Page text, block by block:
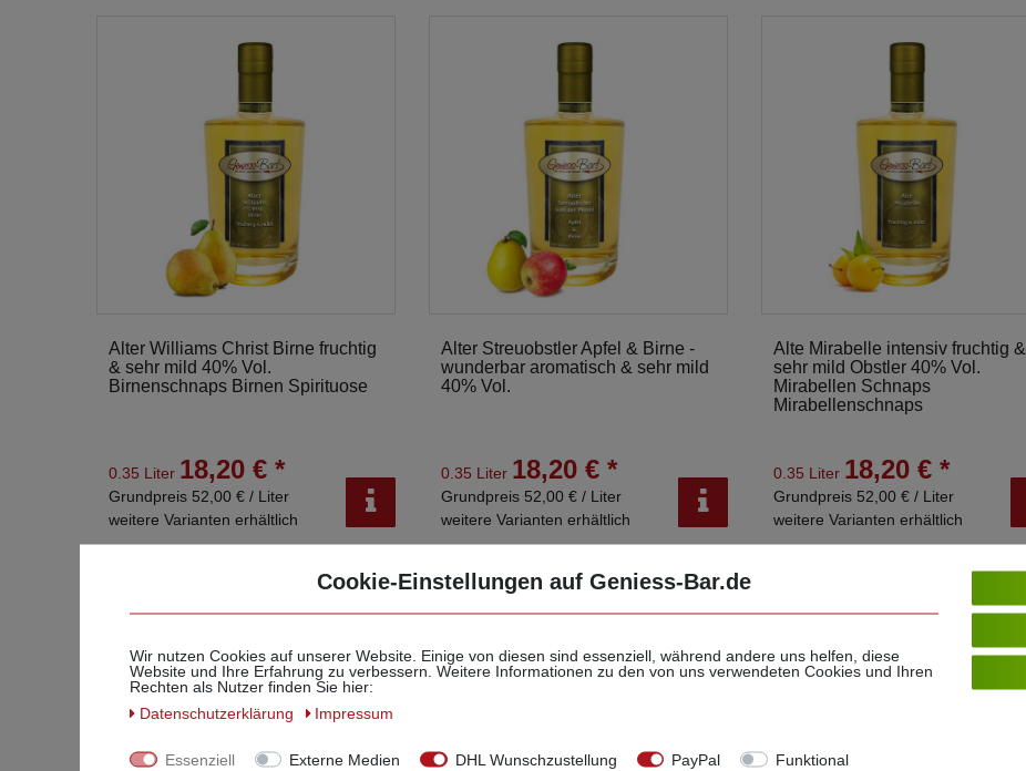
Alter Williams Christ Birne fruchtig
& sehr mild 40% Vol.
Birnenschnaps Birnen Spirituose
0.35 Liter 18,20 € *
Grundpreis 52,00 € / Liter
weitere Varianten erhältlich
Alter Streuobstler Apfel & Birne -
wunderbar aromatisch & sehr mild
40% Vol.
0.35 Liter 18,20 € *
Grundpreis 52,00 € / Liter
weitere Varianten erhältlich
Alte Mirabelle intensiv fruchtig &
sehr mild Obstler 40% Vol.
Mirabellen Schnaps
Mirabellenschnaps
0.35 Liter 18,20 € *
Grundpreis 52,00 € / Liter
weitere Varianten erhältlich
Cookie-Einstellungen auf Geniess-Bar.de
Wir nutzen Cookies auf unserer Website. Einige von diesen sind essenziell, während andere uns helfen, diese
Website und Ihre Erfahrung zu verbessern. Weitere Informationen zu den von uns verwendeten Cookies und Ihren
Rechten als Nutzer finden Sie hier:
Daten­schutz­erklärung
Impressum
Essenziell Externe Medien DHL Wunschzustellung PayPal
Funktional